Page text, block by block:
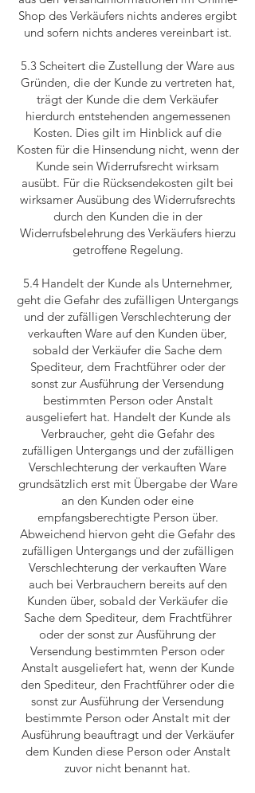
Shop des Verkäufers nichts anderes ergibt
und sofern nichts anderes vereinbart ist.
5.3 Scheitert die Zustellung der Ware aus
Gründen, die der Kunde zu vertreten hat,
trägt der Kunde die dem Verkäufer
hierdurch entstehenden angemessenen
Kosten. Dies gilt im Hinblick auf die
Kosten für die Hinsendung nicht, wenn der
Kunde sein Widerrufsrecht wirksam
ausübt. Für die Rücksendekosten gilt bei
wirksamer Ausübung des Widerrufsrechts
durch den Kunden die in der
Widerrufsbelehrung des Verkäufers hierzu
getroffene Regelung.
5.4 Handelt der Kunde als Unternehmer,
geht die Gefahr des zufälligen Untergangs
und der zufälligen Verschlechterung der
verkauften Ware auf den Kunden über,
sobald der Verkäufer die Sache dem
Spediteur, dem Frachtführer oder der
sonst zur Ausführung der Versendung
bestimmten Person oder Anstalt
ausgeliefert hat. Handelt der Kunde als
Verbraucher, geht die Gefahr des
zufälligen Untergangs und der zufälligen
Verschlechterung der verkauften Ware
grundsätzlich erst mit Übergabe der Ware
an den Kunden oder eine
empfangsberechtigte Person über.
Abweichend hiervon geht die Gefahr des
zufälligen Untergangs und der zufälligen
Verschlechterung der verkauften Ware
auch bei Verbrauchern bereits auf den
Kunden über, sobald der Verkäufer die
Sache dem Spediteur, dem Frachtführer
oder der sonst zur Ausführung der
Versendung bestimmten Person oder
Anstalt ausgeliefert hat, wenn der Kunde
den Spediteur, den Frachtführer oder die
sonst zur Ausführung der Versendung
bestimmte Person oder Anstalt mit der
Ausführung beauftragt und der Verkäufer
dem Kunden diese Person oder Anstalt
zuvor nicht benannt hat.